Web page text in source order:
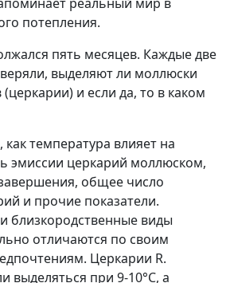
потепления.
пять месяцев. Каждые две
выделяют ли моллюски
и если да, то в каком
температура влияет на
эмиссии церкарий моллюском,
общее число
и прочие показатели.
близкородственные виды
отличаются по своим
Церкарии R.
выделяться при 9-10°C, а